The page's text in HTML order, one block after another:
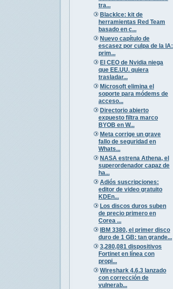
tra...
BlackIce: kit de
herramientas Red Team
basado en c...
Nuevo capítulo de
escasez por culpa de la IA:
prim...
El CEO de Nvidia niega
que EE.UU. quiera
trasladar...
Microsoft elimina el
soporte para módems de
acceso...
Directorio abierto
expuesto filtra marco
BYOB en W...
Meta corrige un grave
fallo de seguridad en
Whats...
NASA estrena Athena, el
superordenador capaz de
ha...
Adiós suscripciones:
editor de video gratuito
KDEn...
Los discos duros suben
de precio primero en
Corea ...
IBM 3380, el primer disco
duro de 1 GB: tan grande...
3,280,081 dispositivos
Fortinet en línea con
propi...
Wireshark 4.6.3 lanzado
con corrección de
vulnerab...